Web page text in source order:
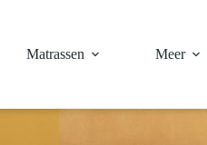
Matrassen Meer